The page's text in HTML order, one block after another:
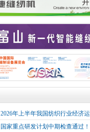
2026年上半年我国纺织行业经济
国家重点研发计划中期检查通过